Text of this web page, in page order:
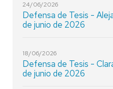
24/06/2026
Defensa de Tesis -
de junio de 2026
18/06/2026
Defensa de Tesis -
de junio de 2026